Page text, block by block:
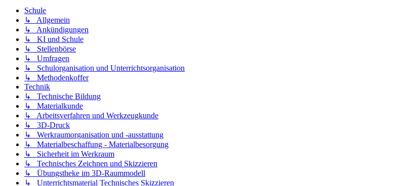
Schule
↳ Allgemein
↳ Ankündigungen
↳ KI und Schule
↳ Stellenbörse
↳ Umfragen
↳ Schulorganisation und Unterrichtsorganisation
↳ Methodenkoffer
Technik
↳ Technische Bildung
↳ Materialkunde
↳ Arbeitsverfahren und Werkzeugkunde
↳ 3D-Druck
↳ Werkraumorganisation und -ausstattung
↳ Materialbeschaffung - Materialbesorgung
↳ Sicherheit im Werkraum
↳ Technisches Zeichnen und Skizzieren
↳ Übungstheke im 3D-Raummodell
↳ Unterrichtsmaterial Technisches Skizzieren